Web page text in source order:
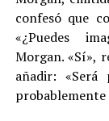
confesó que
«¿Puedes
Morgan. «Sí»,
añadir: